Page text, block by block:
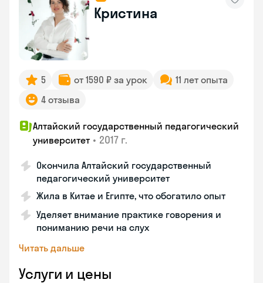
Кристина
5 от 1590 ₽ за урок
11 лет опыта
4 отзыва
Алтайский государственный педагогический
университет • 2017 г.
Окончила Алтайский государственный
педагогический университет
Жила в Китае и Египте, что обогатило опыт
Уделяет внимание практике говорения и
пониманию речи на слух
Читать дальше
Услуги и цены